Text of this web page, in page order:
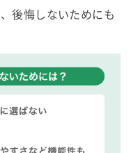
後悔しないためにも